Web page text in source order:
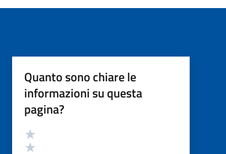
Quanto sono chiare le
informazioni su questa
pagina?
Valutazione